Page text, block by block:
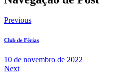
Previous
Club de Férias
10 de novembro de 2022
Next